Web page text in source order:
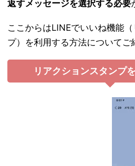
返すメッセージを選択する必要
ここからはLINEでいいね機能
プ）を利用する方法についてご
リアクションスタンプ